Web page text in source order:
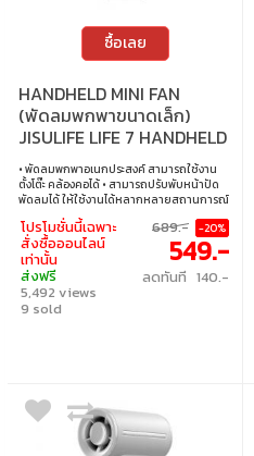
ซื้อเลย
HANDHELD MINI FAN
(พัดลมพกพาขนาดเล็ก)
JISULIFE LIFE 7 HANDHELD
FAN 5000 MAH (BLACK)
• พัดลมพกพาอเนกประสงค์ สามารถใช้งาน
ตั้งโต๊ะ คล้องคอได้ • สามารถปรับพับหน้าปัด
พัดลมได้ ให้ใช้งานได้หลากหลายสถานการณ์
• ขนาดเล็กพกพาง่าย ปรับระดับความแรงได้ 5
ระดับ • มีหน้าจอ LED แสดงผลบอกระดับความ
แรงลมและแบตเตอรี่ • ใช้งานได้สูงสุด 2.5-13
ชั่วโมง (ขึ้นอยู่กับความเร็วลม) • ใช้เวลาชาร์จ
2.5-3.5 ชั่วโมง ใช้พอร์ต USB-Type C ในการ
ชาร์จ • ความจุแบตเตอรี่ 5000mAh • ขนาด
แพคเกจ 4.45 x 8.7 x 19.3 cm น้ำหนัก 320
โปรโมชั่นนี้เฉพาะ
สั่งซื้อออนไลน์
เท่านั้น
ส่งฟรี
5,492 views
9 sold
689.- -20%
549.-
ลดทันที 140.-